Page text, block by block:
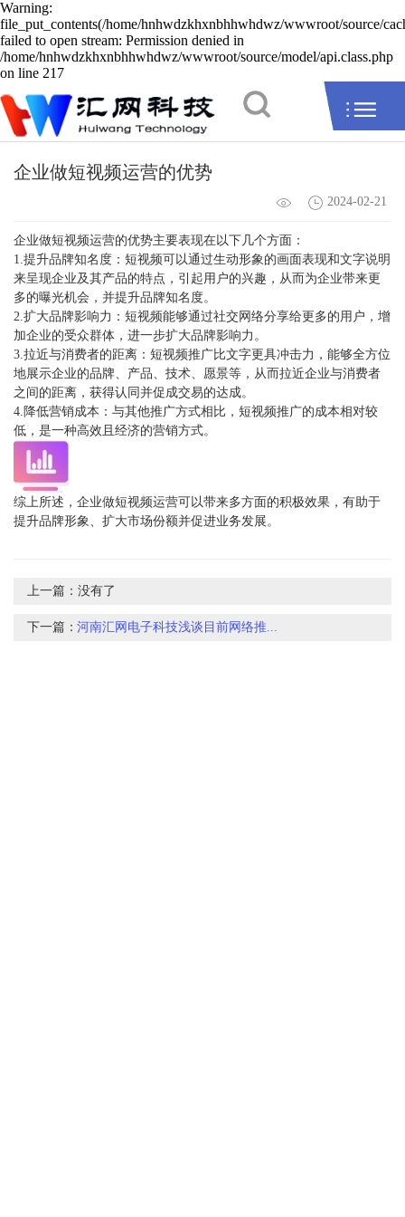
Warning:
file_put_contents(/home/hnhwdzkhxnbhhwhdwz/wwwroot/source/
failed to open stream: Permission denied in
/home/hnhwdzkhxnbhhwhdwz/wwwroot/source/model/api.class.php
on line 217
企业做短视频运营的优势
2024-02-21
企业做短视频运营的优势主要表现在以下几个方面：
1.提升品牌知名度：短视频可以通过生动形象的画面表现和文字说明
来呈现企业及其产品的特点，引起用户的兴趣，从而为企业带来更
多的曝光机会，并提升品牌知名度。
2.扩大品牌影响力：短视频能够通过社交网络分享给更多的用户，增
加企业的受众群体，进一步扩大品牌影响力。
3.拉近与消费者的距离：短视频推广比文字更具冲击力，能够全方位
地展示企业的品牌、产品、技术、愿景等，从而拉近企业与消费者
之间的距离，获得认同并促成交易的达成。
4.降低营销成本：与其他推广方式相比，短视频推广的成本相对较
低，是一种高效且经济的营销方式。
综上所述，企业做短视频运营可以带来多方面的积极效果，有助于
提升品牌形象、扩大市场份额并促进业务发展。
上一篇： 没有了
下一篇：河南汇网电子科技浅谈目前网络推...